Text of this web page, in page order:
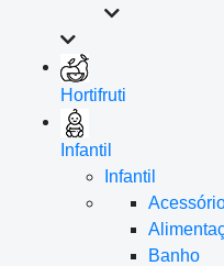
Hortifruti
Infantil
Infantil
Banho